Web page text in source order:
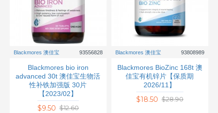
Blackmores 澳佳宝 93556828
Blackmores bio iron
advanced 30t 澳佳宝生物活
性补铁加强版 30片
【2023/02】
$9.50 $12.60
Blackmores 澳佳宝 93808989
Blackmores BioZinc 168t 澳
佳宝有机锌片【保质期
2026/11】
$18.50 $28.90